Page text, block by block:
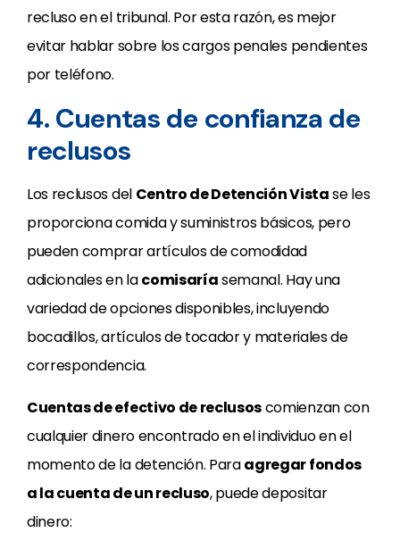
recluso en el tribunal. Por esta razón, es mejor
evitar hablar sobre los cargos penales pendientes
por teléfono.
4. Cuentas de confianza de
reclusos
Los reclusos del Centro de Detención Vistase les
proporciona comida y suministros básicos, pero
pueden comprar artículos de comodidad
adicionales en lacomisaríasemanal. Hay una
variedad de opciones disponibles, incluyendo
bocadillos, artículos de tocador y materiales de
correspondencia.
Cuentas de efectivo de reclusoscomienzan con
cualquier dinero encontrado en el individuo en el
momento de la detención. Paraagregar fondos
a la cuenta de un recluso, puede depositar
dinero: